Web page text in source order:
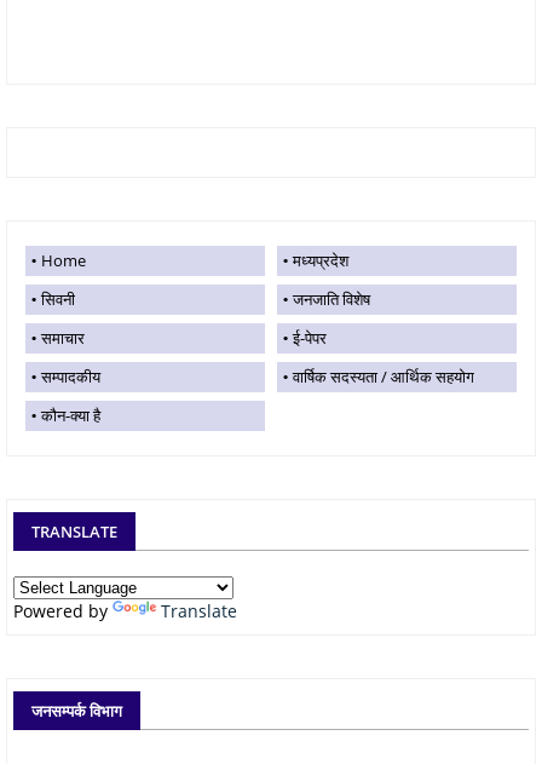
Home
मध्यप्रदेश
सिवनी
जनजाति विशेष
समाचार
ई-पेपर
सम्पादकीय
वार्षिक सदस्यता / आर्थिक सहयोग
कौन-क्या है
TRANSLATE
Powered by Translate
जनसम्पर्क विभाग